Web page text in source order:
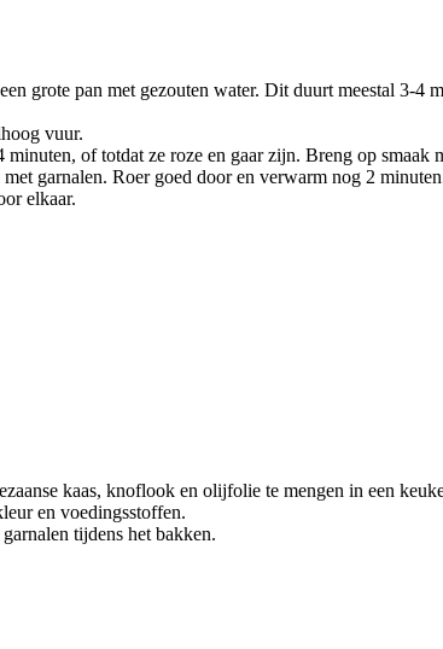
grote pan met gezouten water. Dit duurt meestal 3-4
vuur.
of totdat ze roze en gaar zijn. Breng op smaak
garnalen. Roer goed door en verwarm nog 2
elkaar.
kaas, knoflook en olijfolie te mengen in een
en voedingsstoffen.
tijdens het bakken.